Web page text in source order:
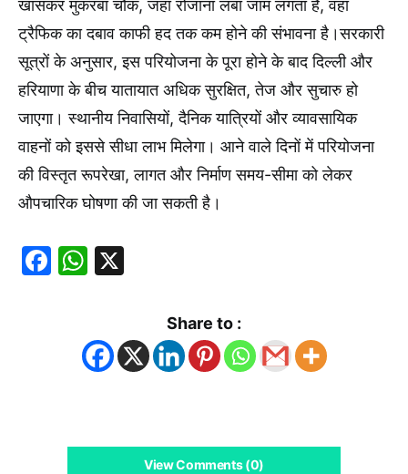
खासकर मुकरबा चौक, जहां रोजाना लंबा जाम लगता है, वहां
ट्रैफिक का दबाव काफी हद तक कम होने की संभावना है।सरकारी
सूत्रों के अनुसार, इस परियोजना के पूरा होने के बाद दिल्ली और
हरियाणा के बीच यातायात अधिक सुरक्षित, तेज और सुचारु हो
जाएगा। स्थानीय निवासियों, दैनिक यात्रियों और व्यावसायिक
वाहनों को इससे सीधा लाभ मिलेगा। आने वाले दिनों में परियोजना
की विस्तृत रूपरेखा, लागत और निर्माण समय-सीमा को लेकर
औपचारिक घोषणा की जा सकती है।
Facebook
WhatsApp
Share to :
View Comments (0)